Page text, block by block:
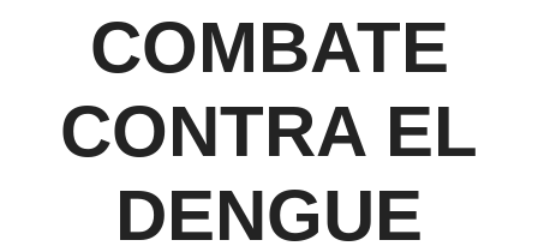
COMBATE
CONTRA EL
DENGUE